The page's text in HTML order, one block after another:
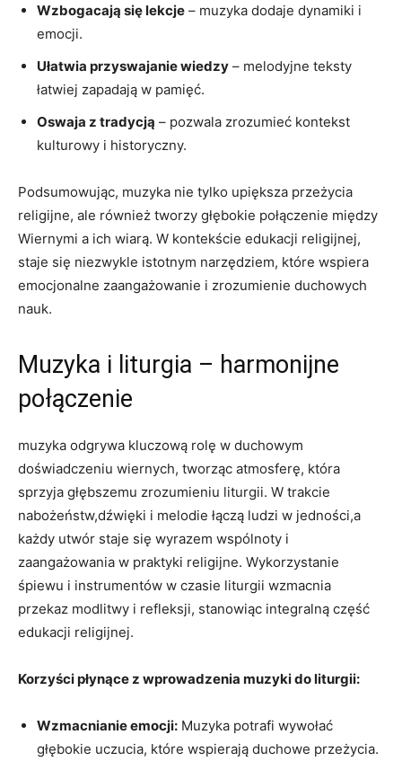
Wzbogacają się lekcje – muzyka dodaje dynamiki i
emocji.
Ułatwia przyswajanie wiedzy – melodyjne teksty
łatwiej zapadają w pamięć.
Oswaja z tradycją – pozwala zrozumieć kontekst
kulturowy i historyczny.
Podsumowując, muzyka nie tylko upiększa przeżycia
religijne, ale również tworzy głębokie połączenie między
Wiernymi a ich wiarą. W kontekście edukacji religijnej,
staje się niezwykle istotnym narzędziem, które wspiera
emocjonalne zaangażowanie i zrozumienie duchowych
nauk.
Muzyka i liturgia – harmonijne
połączenie
muzyka odgrywa kluczową rolę w duchowym
doświadczeniu wiernych, tworząc atmosferę, która
sprzyja głębszemu zrozumieniu liturgii. W trakcie
nabożeństw,dźwięki i melodie łączą ludzi w jedności,a
każdy utwór staje się wyrazem wspólnoty i
zaangażowania w praktyki religijne. Wykorzystanie
śpiewu i instrumentów w czasie liturgii wzmacnia
przekaz modlitwy i refleksji, stanowiąc integralną część
edukacji religijnej.
Korzyści płynące z wprowadzenia muzyki do liturgii:
Wzmacnianie emocji: Muzyka potrafi wywołać
głębokie uczucia, które wspierają duchowe przeżycia.